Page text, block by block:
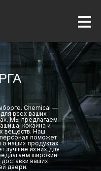
Chemical —
всех ваших
Мы предлагаем
кокаина и
веществ. Наш
поможет
наших продуктах
лучшие из них для
широкий
ваших
двери.